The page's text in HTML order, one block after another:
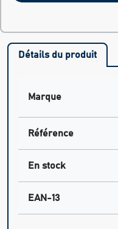
Détails du produit
Marque
Référence
En stock
EAN-13